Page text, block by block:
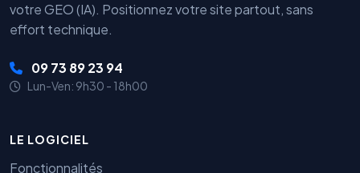
votre GEO (IA). Positionnez votre site partout, sans
effort technique.
09 73 89 23 94
Lun-Ven: 9h30 - 18h00
LE LOGICIEL
Fonctionnalités